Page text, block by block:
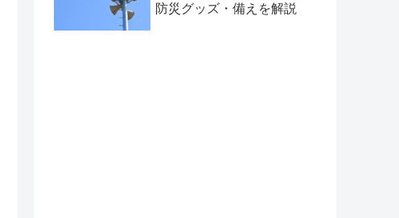
防災グッズ・備えを解説